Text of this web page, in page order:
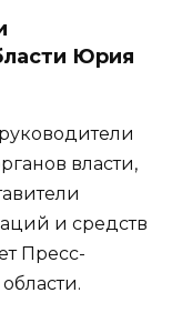
Юрия
власти,
и средств
Пресс-